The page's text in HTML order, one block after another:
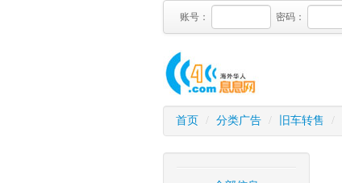
账号： 密码：
首页 / 分类广告 / 旧车转售 /